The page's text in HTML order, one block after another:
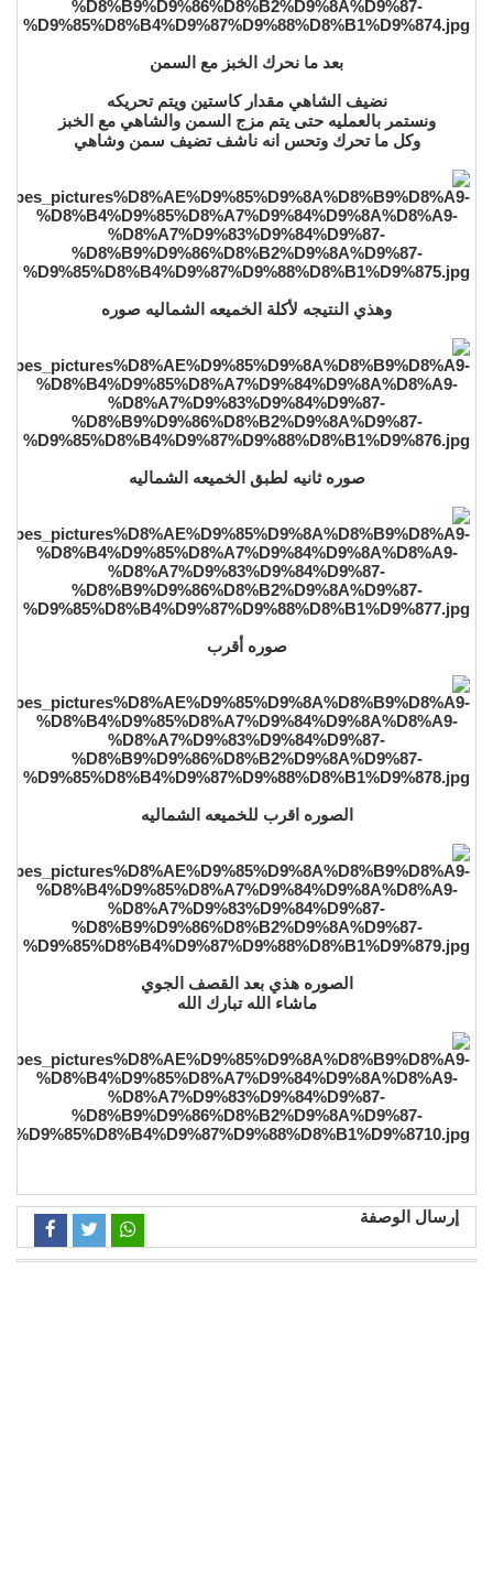
بعد ما نحرك الخبز مع السمن
نضيف الشاهي مقدار كاستين ويتم تحريكه
ونستمر بالعمليه حتى يتم مزج السمن والشاهي مع الخبز
وكل ما تحرك وتحس انه ناشف تضيف سمن وشاهي
وهذي النتيجه لأكلة الخميعه الشماليه صوره
صوره ثانيه لطبق الخميعه الشماليه
صوره أقرب
الصوره اقرب للخميعه الشماليه
الصوره هذي بعد القصف الجوي
ماشاء الله تبارك الله
إرسال الوصفة